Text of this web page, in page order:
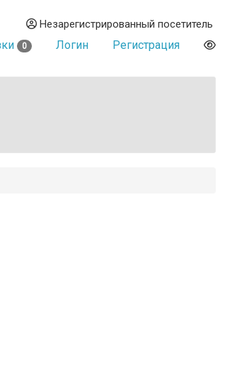
Незарегистрированный посетитель
0 Логин Регистрация